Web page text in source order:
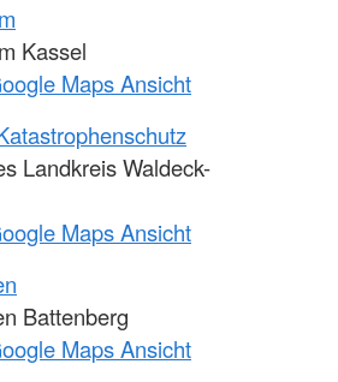
Kassel
Maps Ansicht
Landkreis Waldeck-
Maps Ansicht
Battenberg
Maps Ansicht